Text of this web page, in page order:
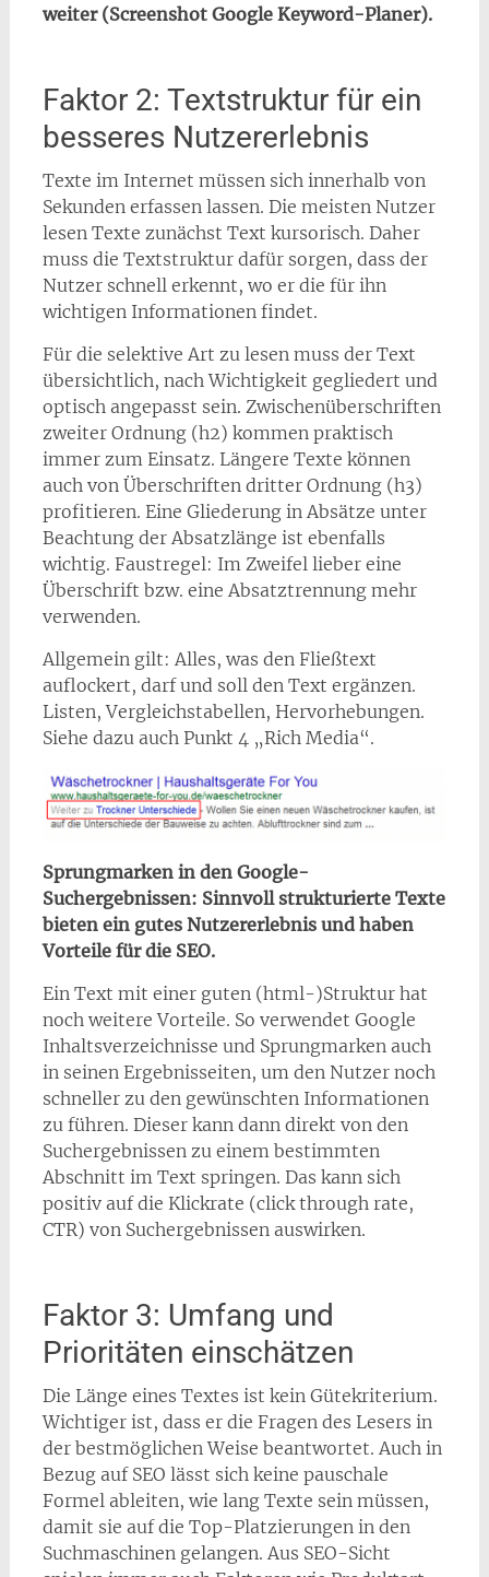
weiter (Screenshot Google Keyword-Planer).
Faktor 2: Textstruktur für ein
besseres Nutzererlebnis
Texte im Internet müssen sich innerhalb von
Sekunden erfassen lassen. Die meisten Nutzer
lesen Texte zunächst Text kursorisch. Daher
muss die Textstruktur dafür sorgen, dass der
Nutzer schnell erkennt, wo er die für ihn
wichtigen Informationen findet.
Für die selektive Art zu lesen muss der Text
übersichtlich, nach Wichtigkeit gegliedert und
optisch angepasst sein. Zwischenüberschriften
zweiter Ordnung (h2) kommen praktisch
immer zum Einsatz. Längere Texte können
auch von Überschriften dritter Ordnung (h3)
profitieren. Eine Gliederung in Absätze unter
Beachtung der Absatzlänge ist ebenfalls
wichtig. Faustregel: Im Zweifel lieber eine
Überschrift bzw. eine Absatztrennung mehr
verwenden.
Allgemein gilt: Alles, was den Fließtext
auflockert, darf und soll den Text ergänzen.
Listen, Vergleichstabellen, Hervorhebungen.
Siehe dazu auch Punkt 4 „Rich Media“.
Sprungmarken in den Google-
Suchergebnissen: Sinnvoll strukturierte Texte
bieten ein gutes Nutzererlebnis und haben
Vorteile für die SEO.
Ein Text mit einer guten (html-)Struktur hat
noch weitere Vorteile. So verwendet Google
Inhaltsverzeichnisse und Sprungmarken auch
in seinen Ergebnisseiten, um den Nutzer noch
schneller zu den gewünschten Informationen
zu führen. Dieser kann dann direkt von den
Suchergebnissen zu einem bestimmten
Abschnitt im Text springen. Das kann sich
positiv auf die Klickrate (click through rate,
CTR) von Suchergebnissen auswirken.
Faktor 3: Umfang und
Prioritäten einschätzen
Die Länge eines Textes ist kein Gütekriterium.
Wichtiger ist, dass er die Fragen des Lesers in
der bestmöglichen Weise beantwortet. Auch in
Bezug auf SEO lässt sich keine pauschale
Formel ableiten, wie lang Texte sein müssen,
damit sie auf die Top-Platzierungen in den
Suchmaschinen gelangen. Aus SEO-Sicht